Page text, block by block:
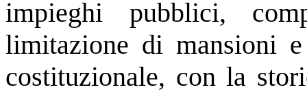
impieghi pubblici,
limitazione di mansioni
costituzionale, con la